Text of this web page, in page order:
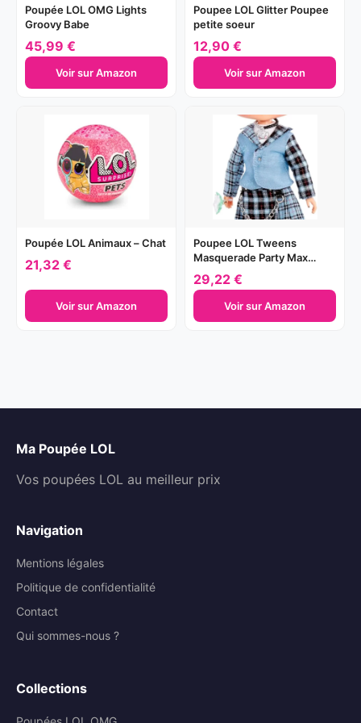
Boucles d’oreilles ronde
Ceinture tendance
Où acheter la poupée Sunrise ?
Achetez la poupéeSunrise
au meilleur prix grâce à notre
lien renvoyant sur Amazon. Si vous avez de la chance, il
est aussi possible de la trouver en directement en
grande surface ou en magasin de jouet près de chez
vous.
Poupée LOL OMG Lights
Groovy Babe
45,99 €
Voir sur Amazon
Poupee LOL Glitter Poupee
petite soeur
12,90 €
Voir sur Amazon
Poupée LOL Animaux – Chat
21,32 €
Voir sur Amazon
Poupee LOL Tweens
Masquerade Party Max
Wonder
29,22 €
Voir sur Amazon
Ma Poupée LOL
Vos poupées LOL au meilleur prix
Navigation
Mentions légales
Politique de confidentialité
Contact
Qui sommes-nous ?
Collections